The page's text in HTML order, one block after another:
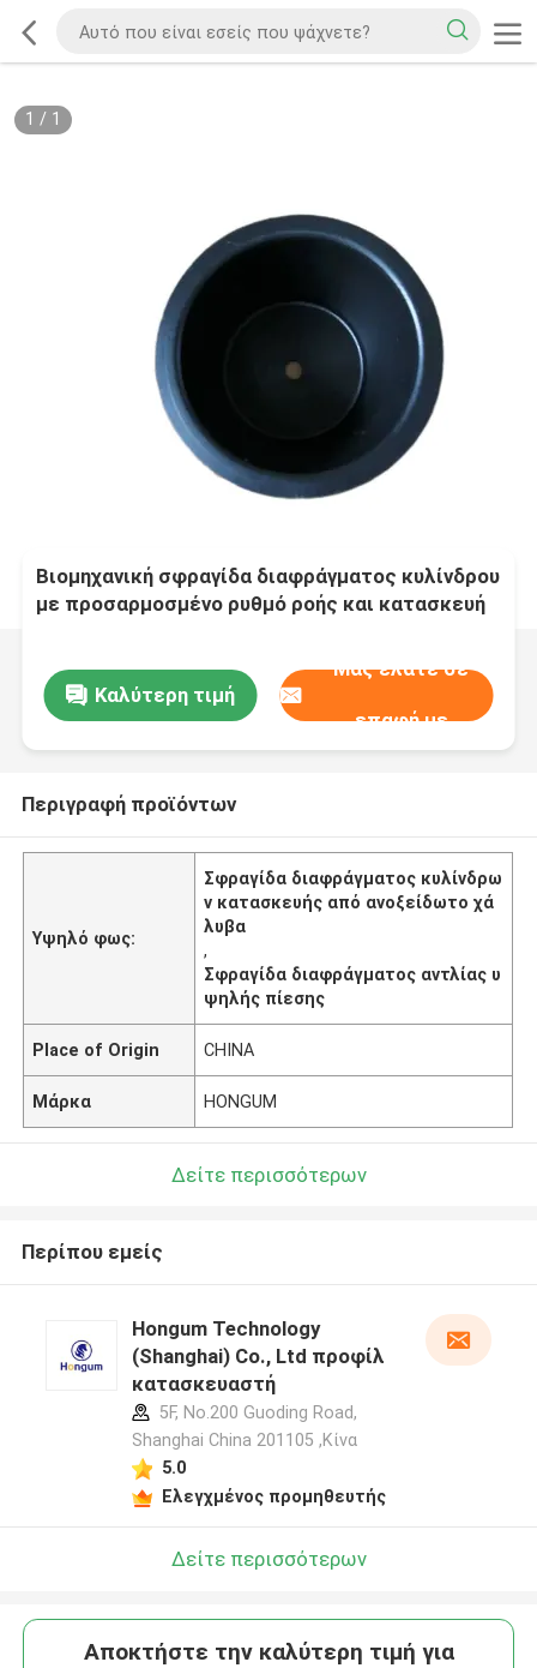
1 / 1
Βιομηχανική σφραγίδα διαφράγματος κυλίνδρου
με προσαρμοσμένο ρυθμό ροής και κατασκευή
Καλύτερη τιμή
Μας ελάτε σε
επαφή με
Περιγραφή προϊόντων
Υψηλό φως:
Σφραγίδα διαφράγματος κυλίνδρω
ν κατασκευής από ανοξείδωτο χά
λυβα
,
Σφραγίδα διαφράγματος αντλίας υ
ψηλής πίεσης
Place of Origin CHINA
Μάρκα HONGUM
Δείτε περισσότερων
Περίπου εμείς
Hongum Technology
(Shanghai) Co., Ltd προφίλ
κατασκευαστή
5F, No.200 Guoding Road,
Shanghai China 201105 ,Κίνα
5.0
Ελεγχμένος προμηθευτής
Δείτε περισσότερων
Αποκτήστε την καλύτερη τιμή για